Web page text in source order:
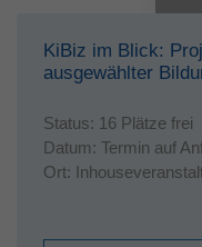
KiBiz im Blick:
ausgewählter
Status: 16 Plätze frei
Datum: Termin auf
Ort: